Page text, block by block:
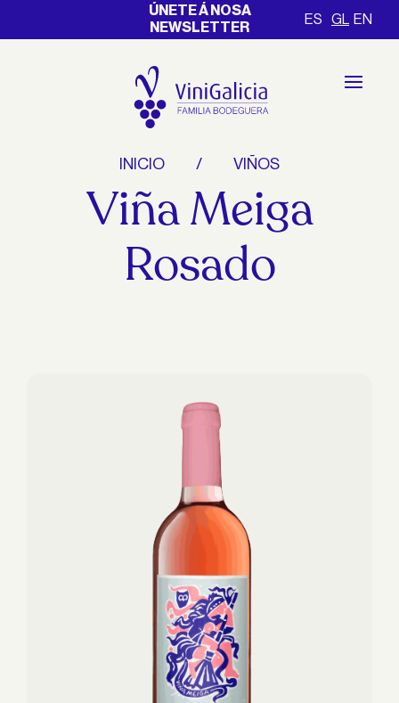
ÚNETE Á NOSA
NEWSLETTER
ES GL EN
INICIO VIÑOS
Viña Meiga
Rosado